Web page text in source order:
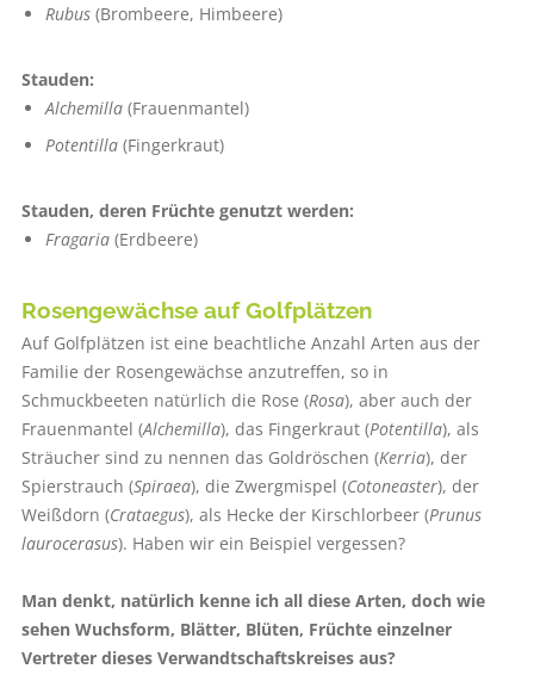
Rubus(Brombeere, Himbeere)
Stauden:
Alchemilla(Frauenmantel)
Potentilla(Fingerkraut)
Stauden, deren Früchte genutzt werden:
Fragaria(Erdbeere)
Rosengewächse auf Golfplätzen
Auf Golfplätzen ist eine beachtliche Anzahl Arten aus der
Familie der Rosengewächse anzutreffen, so in
Schmuckbeeten natürlich die Rose (Rosa), aber auch der
Frauenmantel (Alchemilla), das Fingerkraut (Potentilla), als
Sträucher sind zu nennen das Goldröschen (Kerria), der
Spierstrauch (Spiraea), die Zwergmispel (Cotoneaster), der
Weißdorn (Crataegus), als Hecke der Kirschlorbeer (Prunus
laurocerasus). Haben wir ein Beispiel vergessen?
Man denkt, natürlich kenne ich all diese Arten, doch wie
sehen Wuchsform, Blätter, Blüten, Früchte einzelner
Vertreter dieses Verwandtschaftskreises aus?